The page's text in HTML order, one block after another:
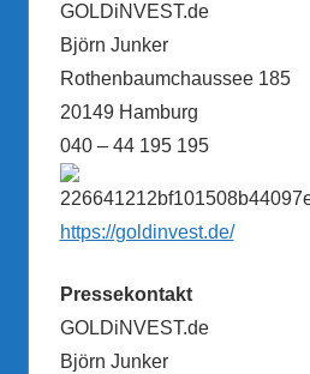
GOLDiNVEST.de
Björn Junker
Rothenbaumchaussee 185
20149 Hamburg
040 – 44 195 195
https://goldinvest.de/
Pressekontakt
GOLDiNVEST.de
Björn Junker